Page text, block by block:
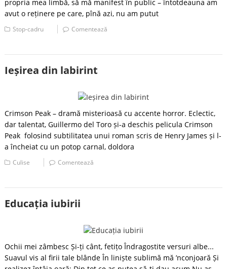
propria mea limbă, să mă manifest în public – întotdeauna am
avut o reținere pe care, pînă azi, nu am putut
Stop-cadru Comentează
Ieșirea din labirint
Crimson Peak – dramă misterioasă cu accente horror. Eclectic,
dar talentat, Guillermo del Toro și-a deschis pelicula Crimson
Peak folosind subtilitatea unui roman scris de Henry James și l-
a încheiat cu un potop carnal, doldora
Culise Comentează
Educația iubirii
Ochii mei zâmbesc Și-ți cânt, fetițo Îndragostite versuri albe...
Suavul vis al firii tale blânde În liniște sublimă mă ’nconjoară Și